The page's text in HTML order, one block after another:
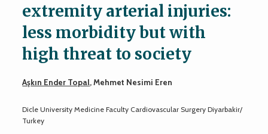
extremity arterial injuries:
less morbidity but with
high threat to society
Aşkın Ender Topal, Mehmet Nesimi Eren
Dicle University Medicine Faculty Cardiovascular Surgery Diyarbakir/
Turkey